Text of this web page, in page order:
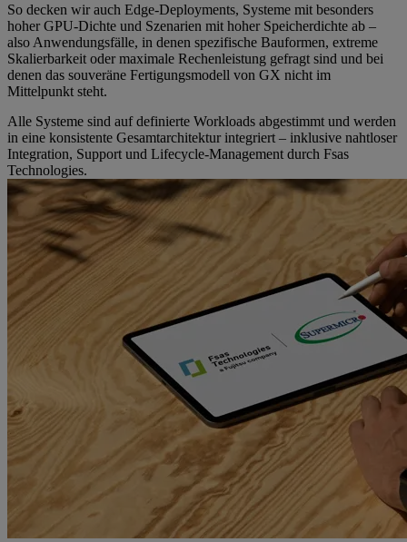
So decken wir auch Edge‑Deployments, Systeme mit besonders
hoher GPU‑Dichte und Szenarien mit hoher Speicherdichte ab –
also Anwendungsfälle, in denen spezifische Bauformen, extreme
Skalierbarkeit oder maximale Rechenleistung gefragt sind und bei
denen das souveräne Fertigungsmodell von GX nicht im
Mittelpunkt steht.
Alle Systeme sind auf definierte Workloads abgestimmt und werden
in eine konsistente Gesamtarchitektur integriert – inklusive nahtloser
Integration, Support und Lifecycle‑Management durch Fsas
Technologies.